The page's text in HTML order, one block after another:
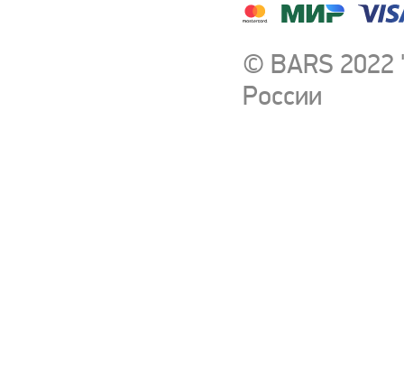
© BARS
России